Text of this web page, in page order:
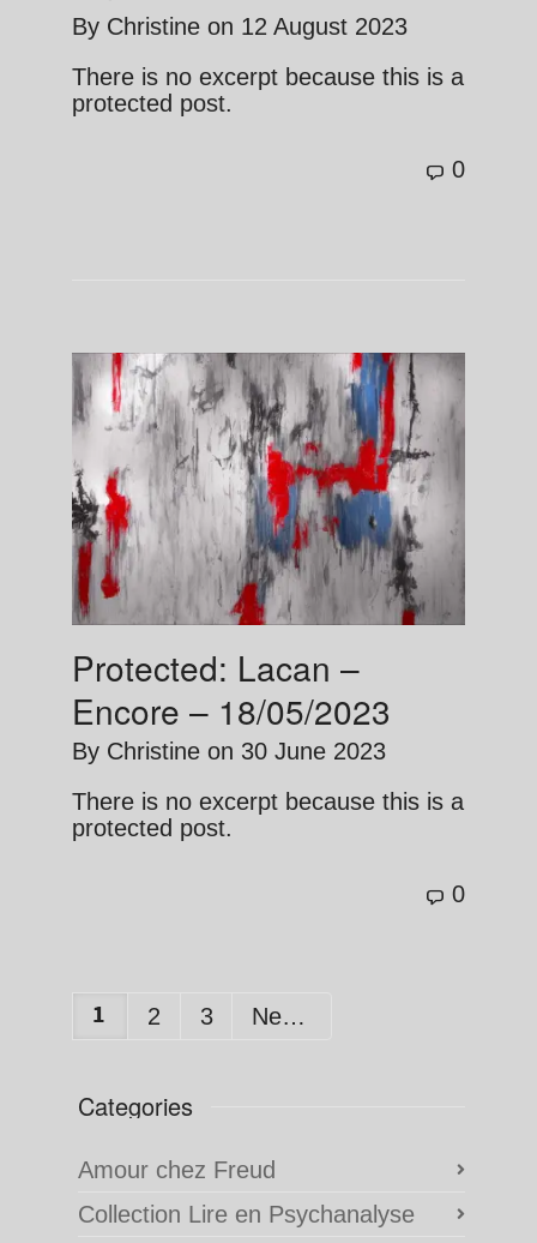
By Christine on 12 August 2023
There is no excerpt because this is a
protected post.
0
Protected: Lacan –
Encore – 18/05/2023
By Christine on 30 June 2023
There is no excerpt because this is a
protected post.
0
1 2 3 Next
Categories
Amour chez Freud
Collection Lire en Psychanalyse